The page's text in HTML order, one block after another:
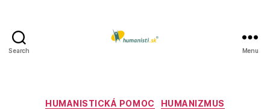
Search Menu
Kategórie
HUMANISTICKÁ POMOC HUMANIZMUS